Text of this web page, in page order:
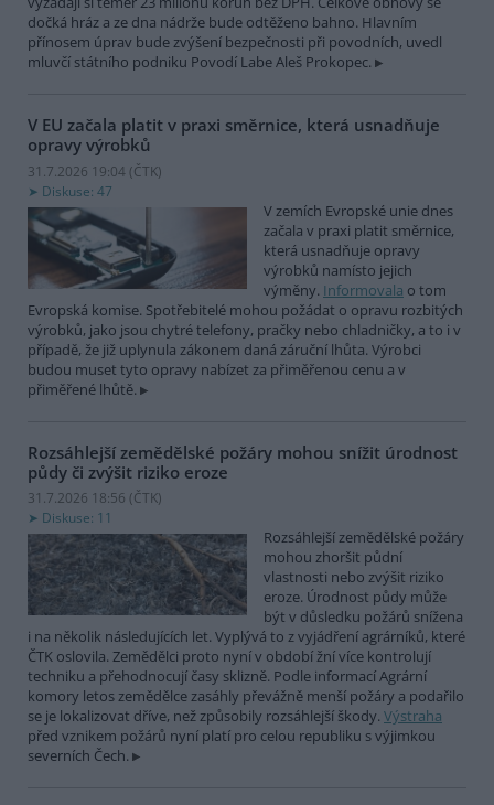
dočká hráz a ze dna nádrže bude odtěženo bahno. Hlavním
přínosem úprav bude zvýšení bezpečnosti při povodních, uvedl
mluvčí státního podniku Povodí Labe Aleš Prokopec.
V EU začala platit v praxi směrnice, která usnadňuje
opravy výrobků
31.7.2026 19:04 (ČTK)
Diskuse: 47
V zemích Evropské unie dnes
začala v praxi platit směrnice,
která usnadňuje opravy
výrobků namísto jejich
výměny. Informovala o tom
Evropská komise. Spotřebitelé mohou požádat o opravu rozbitých
výrobků, jako jsou chytré telefony, pračky nebo chladničky, a to i v
případě, že již uplynula zákonem daná záruční lhůta. Výrobci
budou muset tyto opravy nabízet za přiměřenou cenu a v
přiměřené lhůtě.
Rozsáhlejší zemědělské požáry mohou snížit úrodnost
půdy či zvýšit riziko eroze
31.7.2026 18:56 (ČTK)
Diskuse: 11
Rozsáhlejší zemědělské požáry
mohou zhoršit půdní
vlastnosti nebo zvýšit riziko
eroze. Úrodnost půdy může
být v důsledku požárů snížena
i na několik následujících let. Vyplývá to z vyjádření agrárníků, které
ČTK oslovila. Zemědělci proto nyní v období žní více kontrolují
techniku a přehodnocují časy sklizně. Podle informací Agrární
komory letos zemědělce zasáhly převážně menší požáry a podařilo
se je lokalizovat dříve, než způsobily rozsáhlejší škody. Výstraha
před vznikem požárů nyní platí pro celou republiku s výjimkou
severních Čech.